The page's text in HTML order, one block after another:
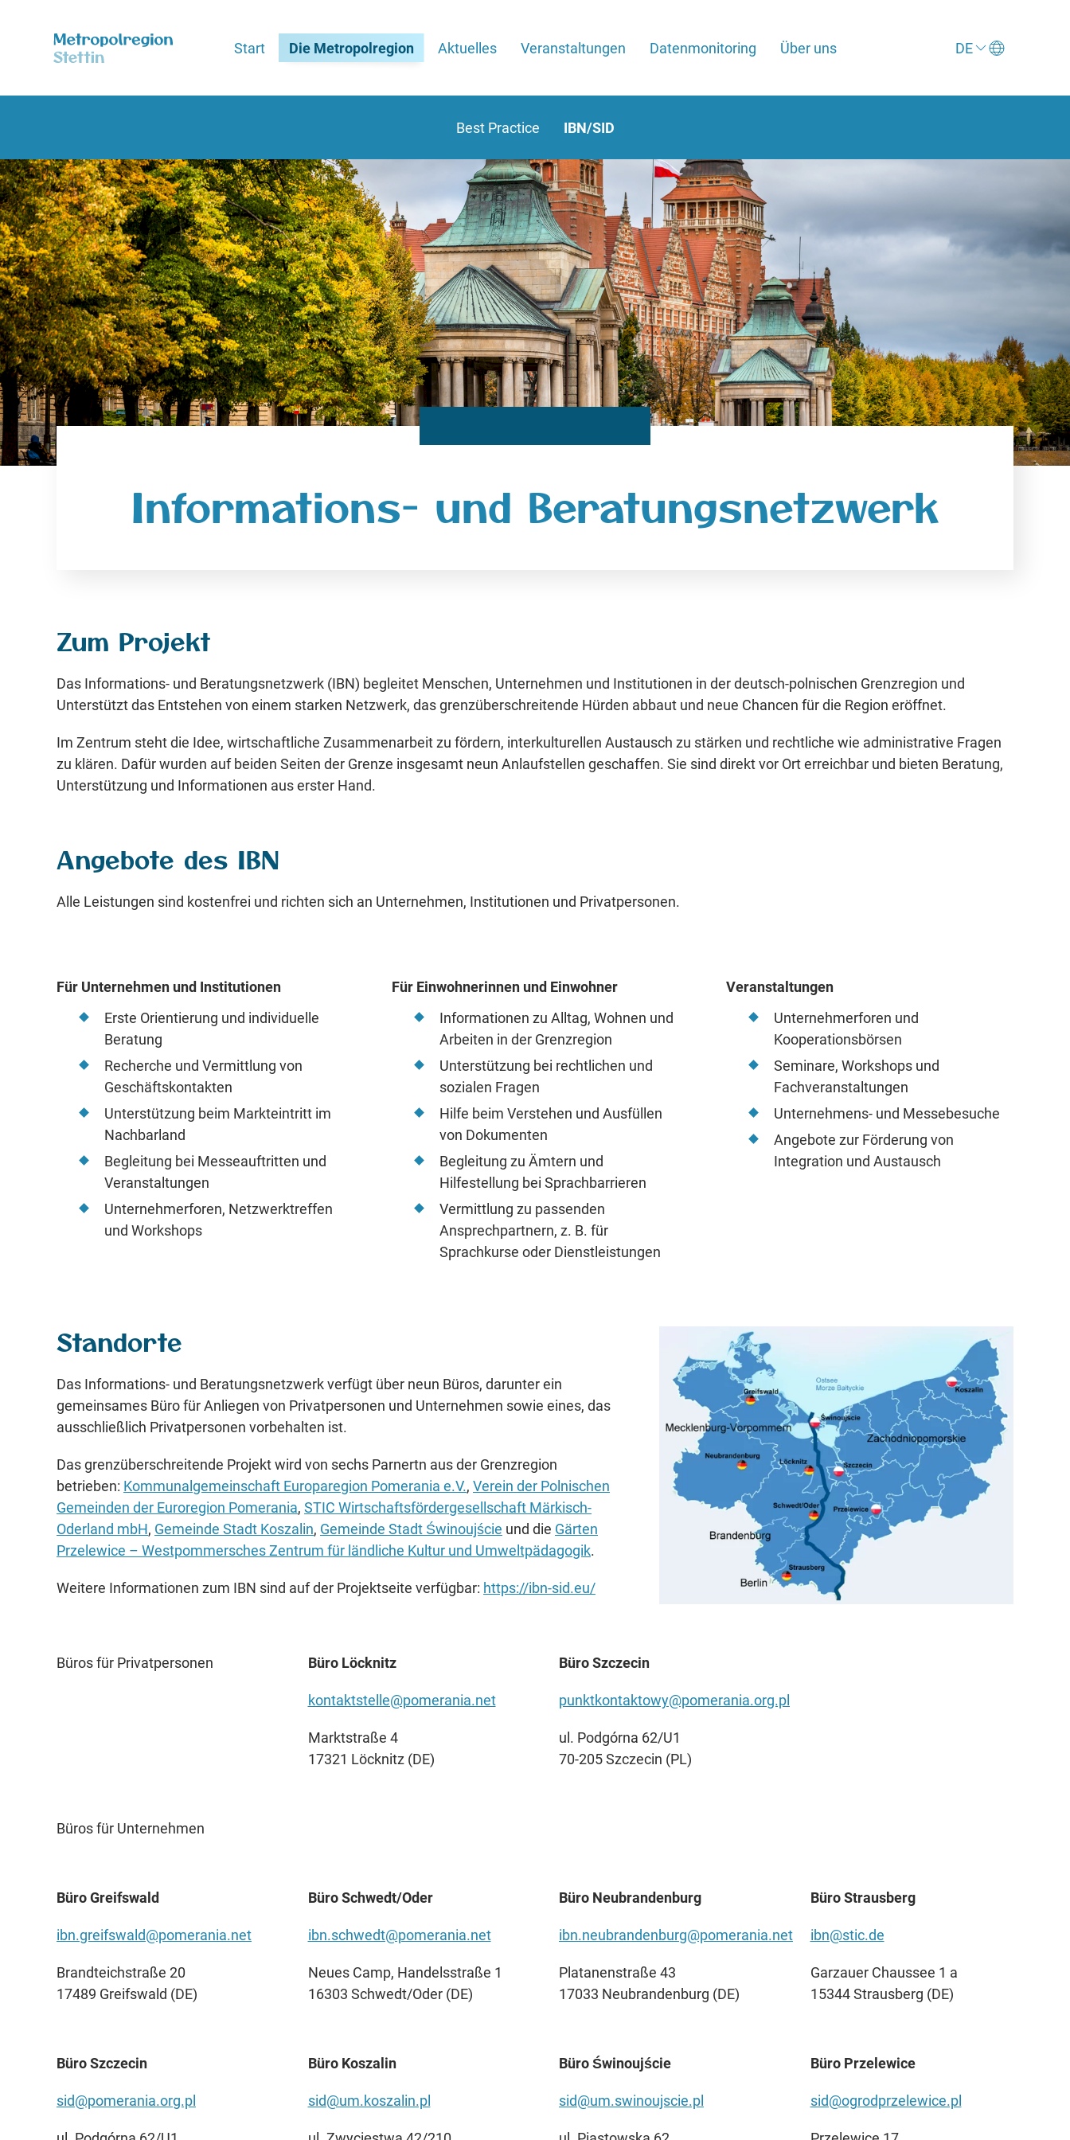
Start Die Metropolregion Aktuelles Veranstaltungen Datenmonitoring Über uns DE
Best Practice IBN/SID
Informations- und Beratungsnetzwerk
Zum Projekt
Das Informations- und Beratungsnetzwerk (IBN) begleitet Menschen, Unternehmen und Institutionen in der deutsch-polnischen Grenzregion und
Unterstützt das Entstehen von einem starken Netzwerk, das grenzüberschreitende Hürden abbaut und neue Chancen für die Region eröffnet.
Im Zentrum steht die Idee, wirtschaftliche Zusammenarbeit zu fördern, interkulturellen Austausch zu stärken und rechtliche wie administrative Fragen
zu klären. Dafür wurden auf beiden Seiten der Grenze insgesamt neun Anlaufstellen geschaffen. Sie sind direkt vor Ort erreichbar und bieten Beratung,
Unterstützung und Informationen aus erster Hand.
Angebote des IBN
Alle Leistungen sind kostenfrei und richten sich an Unternehmen, Institutionen und Privatpersonen.
Für Unternehmen und Institutionen
Erste Orientierung und individuelle
Beratung
Recherche und Vermittlung von
Geschäftskontakten
Unterstützung beim Markteintritt im
Nachbarland
Begleitung bei Messeauftritten und
Veranstaltungen
Unternehmerforen, Netzwerktreffen
und Workshops
Für Einwohnerinnen und Einwohner
Informationen zu Alltag, Wohnen und
Arbeiten in der Grenzregion
Unterstützung bei rechtlichen und
sozialen Fragen
Hilfe beim Verstehen und Ausfüllen
von Dokumenten
Begleitung zu Ämtern und
Hilfestellung bei Sprachbarrieren
Vermittlung zu passenden
Ansprechpartnern, z. B. für
Sprachkurse oder Dienstleistungen
Veranstaltungen
Unternehmerforen und
Kooperationsbörsen
Seminare, Workshops und
Fachveranstaltungen
Unternehmens- und Messebesuche
Angebote zur Förderung von
Integration und Austausch
Standorte
Das Informations- und Beratungsnetzwerk verfügt über neun Büros, darunter ein
gemeinsames Büro für Anliegen von Privatpersonen und Unternehmen sowie eines, das
ausschließlich Privatpersonen vorbehalten ist.
Das grenzüberschreitende Projekt wird von sechs Parnertn aus der Grenzregion
betrieben: Kommunalgemeinschaft Europaregion Pomerania e.V., Verein der Polnischen
Gemeinden der Euroregion Pomerania, STIC Wirtschaftsfördergesellschaft Märkisch-
Oderland mbH, Gemeinde Stadt Koszalin, Gemeinde Stadt Świnoujście und die Gärten
Przelewice – Westpommersches Zentrum für ländliche Kultur und Umweltpädagogik.
Weitere Informationen zum IBN sind auf der Projektseite verfügbar: https://ibn-sid.eu/
Büros für Privatpersonen Büro Löcknitz
kontaktstelle@pomerania.net
Marktstraße 4
17321 Löcknitz (DE)
Büro Szczecin
punktkontaktowy@pomerania.org.pl
ul. Podgórna 62/U1
70-205 Szczecin (PL)
Büros für Unternehmen
Büro Greifswald
ibn.greifswald@pomerania.net
Brandteichstraße 20
17489 Greifswald (DE)
Büro Schwedt/Oder
ibn.schwedt@pomerania.net
Neues Camp, Handelsstraße 1
16303 Schwedt/Oder (DE)
Büro Neubrandenburg
ibn.neubrandenburg@pomerania.net
Platanenstraße 43
17033 Neubrandenburg (DE)
Büro Strausberg
ibn@stic.de
Garzauer Chaussee 1 a
15344 Strausberg (DE)
Büro Szczecin
sid@pomerania.org.pl
Büro Koszalin
sid@um.koszalin.pl
Büro Świnoujście
sid@um.swinoujscie.pl
Büro Przelewice
sid@ogrodprzelewice.pl